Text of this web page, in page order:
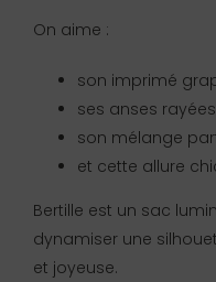
On aime :
son imprimé
ses anses
son mélange
et cette allure
Bertille est un sac
dynamiser une
et joyeuse.